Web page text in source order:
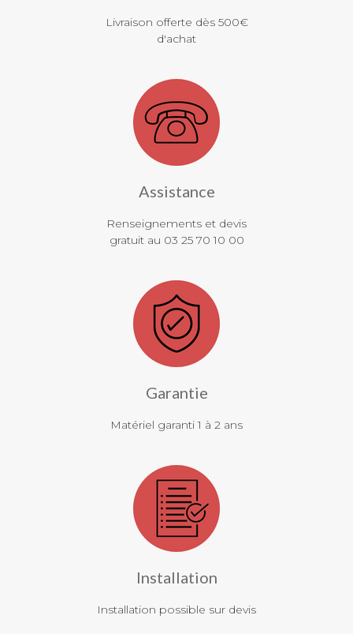
Livraison offerte dès 500€
d'achat
Assistance
Renseignements et devis
gratuit au 03 25 70 10 00
Garantie
Matériel garanti 1 à 2 ans
Installation
Installation possible sur devis